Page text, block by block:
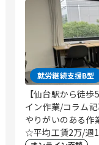
就労継続支援B型
【仙台駅から徒
イン作業/コラム
やりがいのある作
☆平均工賃2万/週1